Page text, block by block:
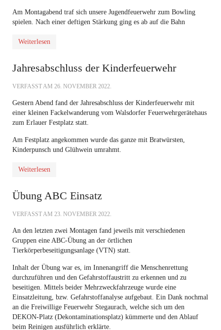
Am Montagabend traf sich unsere Jugendfeuerwehr zum Bowling
spielen. Nach einer deftigen Stärkung ging es ab auf die Bahn
Weiterlesen
Jahresabschluss der Kinderfeuerwehr
VERFASST AM 26. NOVEMBER 2022.
Gestern Abend fand der Jahresabschluss der Kinderfeuerwehr mit
einer kleinen Fackelwanderung vom Walsdorfer Feuerwehrgerätehaus
zum Erlauer Festplatz statt.
Am Festplatz angekommen wurde das ganze mit Bratwürsten,
Kinderpunsch und Glühwein umrahmt.
Weiterlesen
Übung ABC Einsatz
VERFASST AM 23. NOVEMBER 2022.
An den letzten zwei Montagen fand jeweils mit verschiedenen
Gruppen eine ABC-Übung an der örtlichen
Tierkörperbeseitigungsanlage (VTN) statt.
Inhalt der Übung war es, im Innenangriff die Menschenrettung
durchzuführen und den Gefahrstoffaustritt zu erkennen und zu
beseitigen. Mittels beider Mehrzweckfahrzeuge wurde eine
Einsatzleitung, bzw. Gefahrstoffanalyse aufgebaut. Ein Dank nochmal
an die Freiwillige Feuerwehr Stegaurach, welche sich um den
DEKON-Platz (Dekontaminationsplatz) kümmerte und den Ablauf
beim Reinigen ausführlich erklärte.